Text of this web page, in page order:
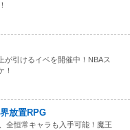
が引けるイベを開催中！NBAス
！
放置RPG
全恒常キャラも入手可能！魔王